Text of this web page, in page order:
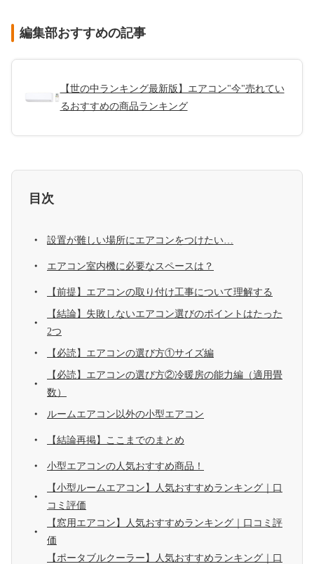
編集部おすすめの記事
【世の中ランキング最新版】エアコン"今"売れてい
るおすすめの商品ランキング
目次
設置が難しい場所にエアコンをつけたい…
エアコン室内機に必要なスペースは？
【前提】エアコンの取り付け工事について理解する
【結論】失敗しないエアコン選びのポイントはたった
2つ
【必読】エアコンの選び方①サイズ編
【必読】エアコンの選び方②冷暖房の能力編（適用畳
数）
ルームエアコン以外の小型エアコン
【結論再掲】ここまでのまとめ
小型エアコンの人気おすすめ商品！
【小型ルームエアコン】人気おすすめランキング｜口
コミ評価
【窓用エアコン】人気おすすめランキング｜口コミ評
価
【ポータブルクーラー】人気おすすめランキング｜口